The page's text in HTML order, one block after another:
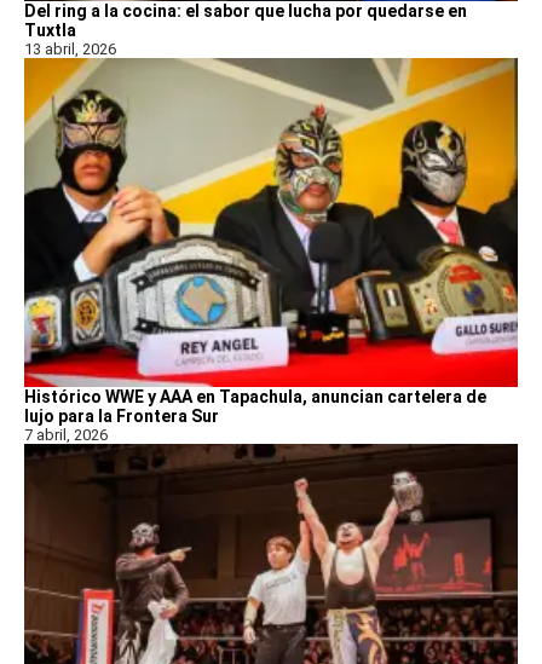
Del ring a la cocina: el sabor que lucha por quedarse en
Tuxtla
13 abril, 2026
Histórico WWE y AAA en Tapachula, anuncian cartelera de
lujo para la Frontera Sur
7 abril, 2026